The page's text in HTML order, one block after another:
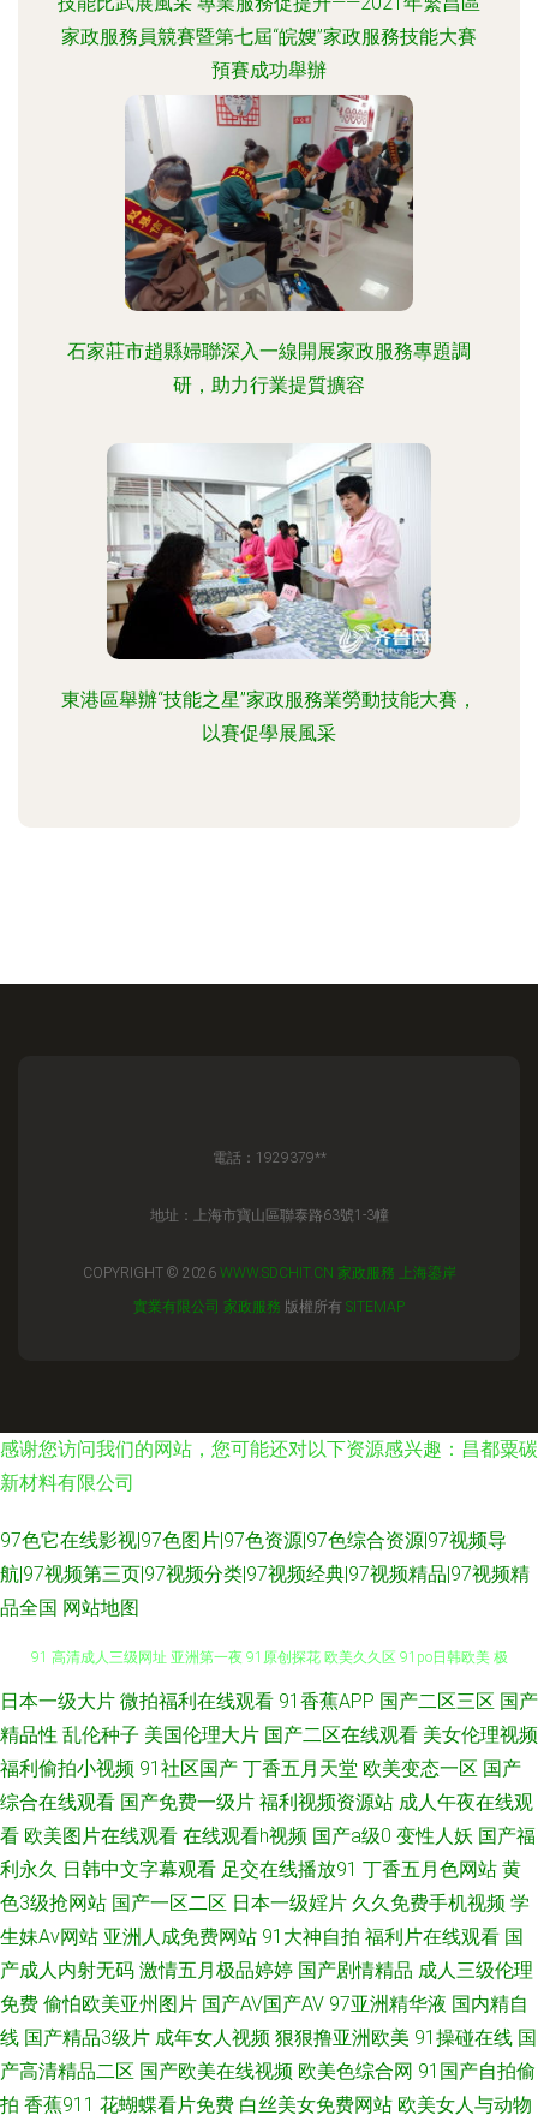
家政服務員競賽暨第七屆“皖嫂”家政服務技能大賽
預賽成功舉辦
石家莊市趙縣婦聯深入一線開展家政服務專題調
研，助力行業提質擴容
東港區舉辦“技能之星”家政服務業勞動技能大賽，
以賽促學展風采
電話：1929379**
地址：上海市寶山區聯泰路63號1-3幢
COPYRIGHT © 2026 WWW.SDCHIT.CN 家政服務
上海鎏岸
實業有限公司 家政服務 版權所有 SITEMAP
感谢您访问我们的网站，您可能还对以下资源感兴趣：昌都粟碳
新材料有限公司
97色它在线影视|97色图片|97色资源|97色综合资源|97视频导
航|97视频第三页|97视频分类|97视频经典|97视频精品|97视频精
品全国 网站地图
A一级日本免费网 日韩肏屄精品视频 国产午夜经典91福利 影音先锋电影日韩
91 高清成人三级网址 亚洲第一夜 91原创探花 欧美久久区 91po日韩欧美 极
限扩肛另类残忍 伊人网91 黄色免费国产三级 五月婷婷欧美色日韩 肏屄视频
在线看 色9精品 97色永久 三级视频 91在线丝袜视频 欧美日韩三级网址 91狠
狠综合链 91久久香蕉超碰 久久超碰在线公开 在线免费av福利资源 大香蕉伊
人AV在线 欧洲无码视频123 91深夜熟妇视频 久草视频福利资源 1024黄色电
品产品日精品产品 亚洲欧美啪啪免费视频 草草福利社 欧美色色欧美sss 91
日本一级大片 微拍福利在线观看 91香蕉APP 国产二区三区 国产
精品性 乱伦种子 美国伦理大片 国产二区在线观看 美女伦理视频
福利偷拍小视频 91社区国产 丁香五月天堂 欧美变态一区 国产
综合在线观看 国产免费一级片 福利视频资源站 成人午夜在线观
看 欧美图片在线观看 在线观看h视频 国产a级0 变性人妖 国产福
利永久 日韩中文字幕观看 足交在线播放91 丁香五月色网站 黄
色3级抢网站 国产一区二区 日本一级婬片 久久免费手机视频 学
生妹Av网站 亚洲人成免费网站 91大神自拍 福利片在线观看 国
产成人内射无码 激情五月极品婷婷 国产剧情精品 成人三级伦理
免费 偷怕欧美亚州图片 国产AV国产AV 97亚洲精华液 国内精自
线 国产精品3级片 成年女人视频 狠狠撸亚洲欧美 91操碰在线 国
产高清精品二区 国产欧美在线视频 欧美色综合网 91国产自拍偷
拍 香蕉911 花蝴蝶看片免费 白丝美女免费网站 欧美女人与动物